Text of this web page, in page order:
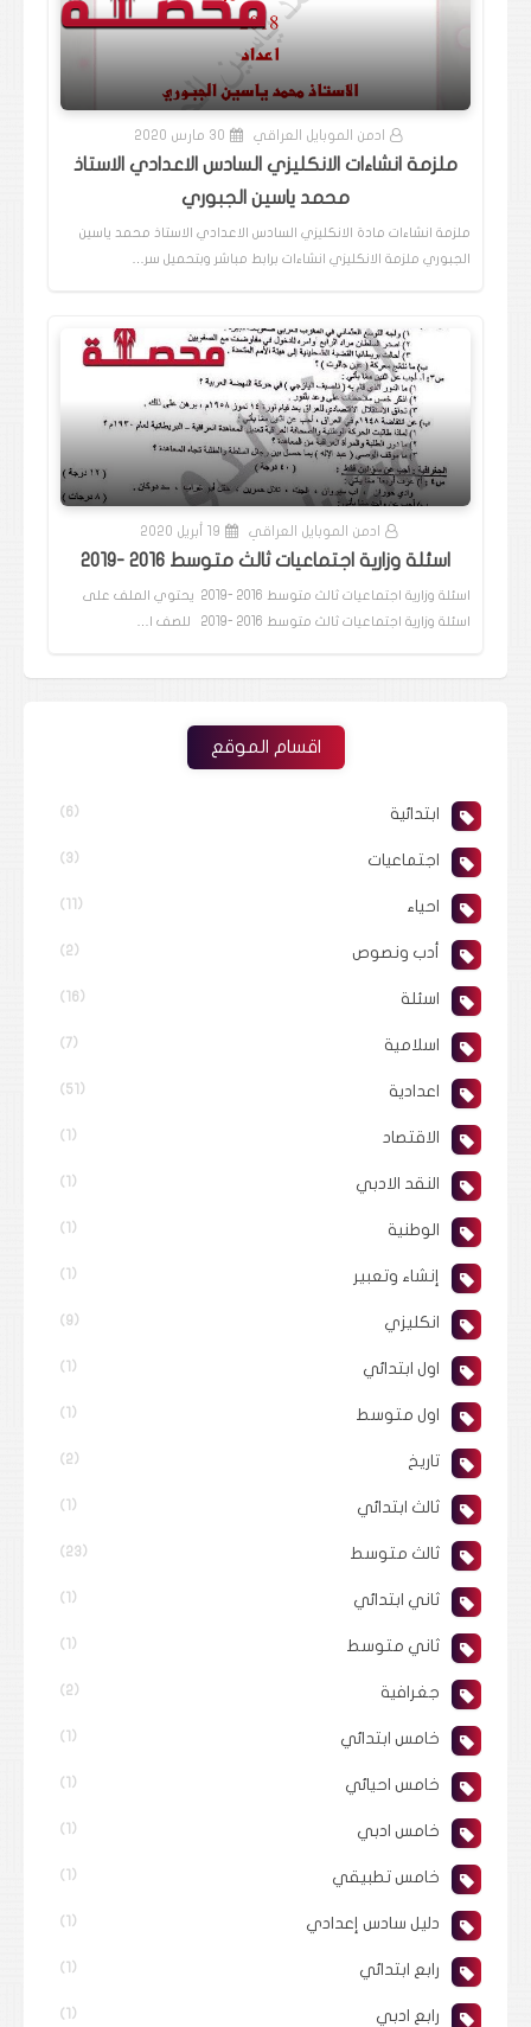
ادمن الموبايل العراقي 30 مارس 2020
ملزمة انشاءات الانكليزي السادس الاعدادي الاستاذ
محمد ياسين الجبوري
ملزمة انشاءات مادة الانكليزي السادس الاعدادي الاستاذ محمد ياسين
الجبوري ملزمة الانكليزي انشاءات برابط مباشر وبتحميل سر…
ادمن الموبايل العراقي 19 أبريل 2020
اسئلة وزارية اجتماعيات ثالث متوسط 2016 -2019
اسئلة وزارية اجتماعيات ثالث متوسط 2016 -2019 يحتوي الملف على
اسئلة وزارية اجتماعيات ثالث متوسط 2016 -2019 للصف ا…
اقسام الموقع
ابتدائية (6)
اجتماعيات (3)
احياء (11)
أدب ونصوص (2)
اسئلة (16)
اسلامية (7)
اعدادية (51)
الاقتصاد (1)
النقد الادبي (1)
الوطنية (1)
إنشاء وتعبير (1)
انكليزي (9)
اول ابتدائي (1)
اول متوسط (1)
تاريخ (2)
ثالث ابتدائي (1)
ثالث متوسط (23)
ثاني ابتدائي (1)
ثاني متوسط (1)
جغرافية (2)
خامس ابتدائي (1)
خامس احيائي (1)
خامس ادبي (1)
خامس تطبيقي (1)
دليل سادس إعدادي (1)
رابع ابتدائي (1)
رابع ادبي (1)